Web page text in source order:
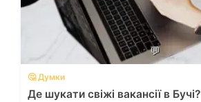
💬
🤔 Думки
Де шукати свіжі вакансії в Бучі?